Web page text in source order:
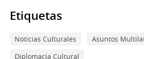
Etiquetas
Noticias Culturales
Asuntos
Diplomacia Cultural